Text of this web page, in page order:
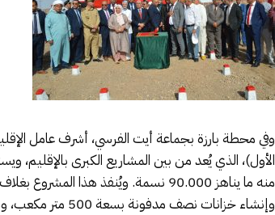
وفي محطة بارزة بجماعة أيت الفرسي، أشرف عامل
الأول)، الذي يُعد من بين المشاريع الكبرى
وإنشاء خزانات نصف مدفونة بسعة 500 متر مكعب، ومن المرتقب أن تنتهي أشغاله في يوليوز 2026.